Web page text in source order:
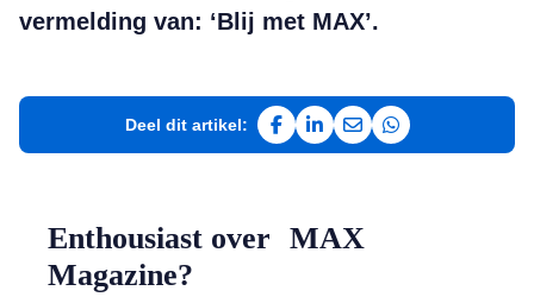
vermelding van: ‘Blij met MAX’.
Deel dit artikel:
Deel op Facebook
Deel op LinkedIn
Deel via e-mail
Deel via
Enthousiast over MAX
Magazine?